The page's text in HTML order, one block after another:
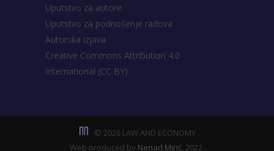
Uputstvo za autore
Uputstvo za podnošenje radova
Autorska izjava
Creative Commons Attribution 4.0
International (CC BY)
© 2026 LAW AND ECONOMY
Web produced by Nenad Mirić, 2022.